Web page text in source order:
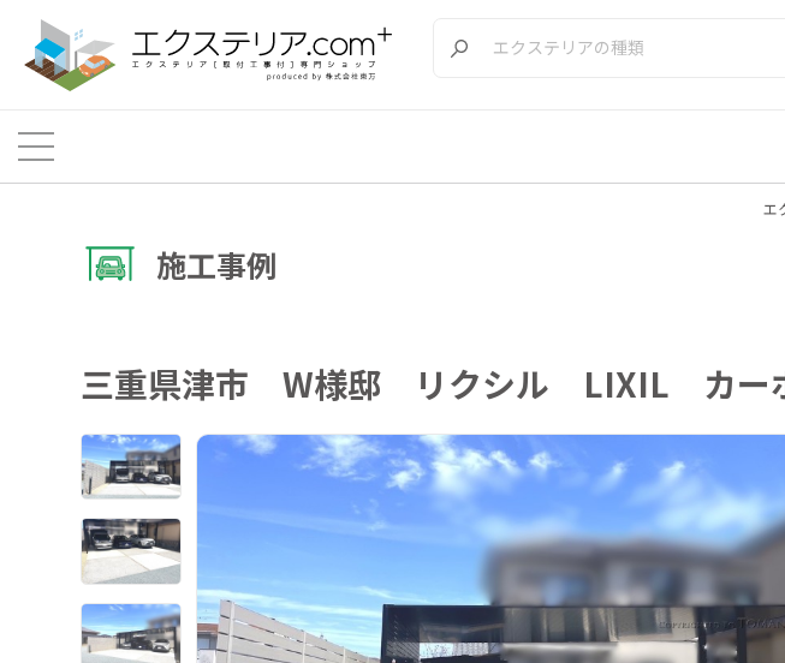
エ
施工事例
三重県津市 W様邸 リクシル LIXIL カ